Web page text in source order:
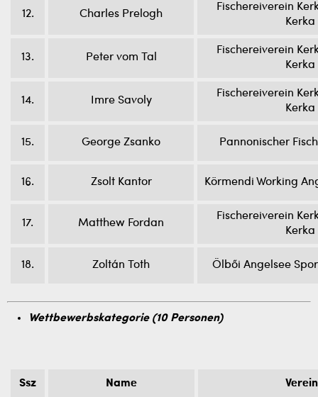
12. Charles Prelogh
Fischereiverein
Kerka
13. Peter vom Tal
Fischereiverein
Kerka
14. Imre Savoly
Fischereiverein
Kerka
15. George Zsanko Pannonischer
16. Zsolt Kantor Körmendi Working
17. Matthew Fordan
Fischereiverein
Kerka
18. Zoltán Toth Ölbői Angelsee
Wettbewerbskategorie (10 Personen)
Ssz Name Verein